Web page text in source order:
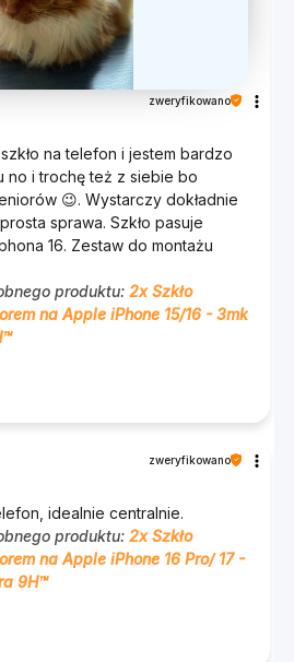
ekranu i
konstrukcja
powierzchnię ekranu dzięki
do obrysu telefonu,
ochronę bez martwych
hartowane mają klej na
zapobiega powstawaniu
mm sprawia, że szkło jest
i nie wpływa na komfort
Hardura 9H™ zostało
o pełnej zgodności z
- czytnik linii
inne systemy
bez zakłóceń.
zweryfikowano
na telefon i jestem bardzo
no i trochę też z siebie bo
😉. Wystarczy dokładnie
sprawa. Szkło pasuje
16. Zestaw do montażu
produktu: 2x Szkło
na Apple iPhone 15/16 - 3mk
zweryfikowano
idealnie centralnie.
produktu: 2x Szkło
na Apple iPhone 16 Pro/ 17 -
9H™